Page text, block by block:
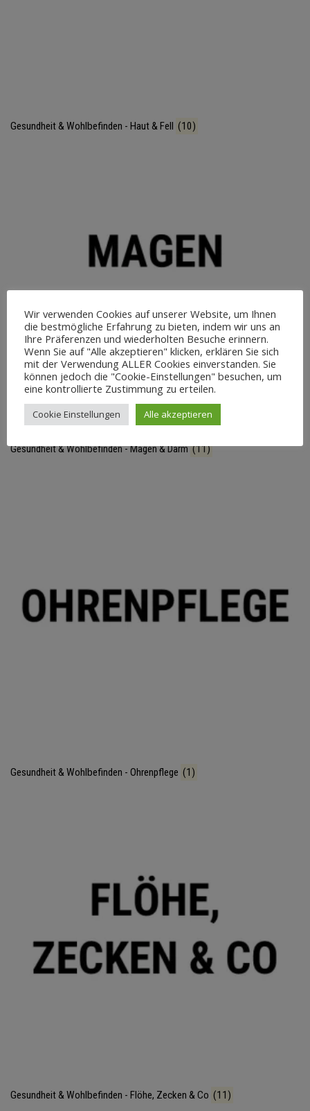
Gesundheit & Wohlbefinden - Haut & Fell (10)
Gesundheit & Wohlbefinden - Magen & Darm(11)
Gesundheit & Wohlbefinden - Ohrenpflege (1)
Gesundheit & Wohlbefinden - Flöhe, Zecken & Co (11)
Wir verwenden Cookies auf unserer Website, um Ihnen
die bestmögliche Erfahrung zu bieten, indem wir uns an
Ihre Präferenzen und wiederholten Besuche erinnern.
Wenn Sie auf "Alle akzeptieren" klicken, erklären Sie sich
mit der Verwendung ALLER Cookies einverstanden. Sie
können jedoch die "Cookie-Einstellungen" besuchen, um
eine kontrollierte Zustimmung zu erteilen.
Cookie Einstellungen Alle akzeptieren